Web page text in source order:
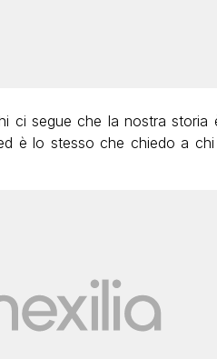
ci segue che la nostra storia
è lo stesso che chiedo a chi